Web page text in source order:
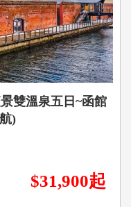
雙溫泉五日~函館
)
$31,900起